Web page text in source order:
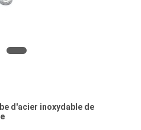
d'acier inoxydable de